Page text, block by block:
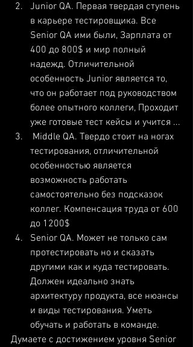
Junior QA. Первая твердая ступень
в карьере тестировщика. Все
Senior QA ими были, Зарплата от
400 до 800$ и мир полный
надежд. Отличительной
особенность Junior является то,
что он работает под руководством
более опытного коллеги, Проходит
уже готовые тест кейсы и учится ...
тестирования, отличительной
особенностью является
возможность работать
самостоятельно без подсказок
коллег. Компенсация труда от 600
до 1200$
Senior QA. Может не только сам
протестировать но и сказать
другими как и куда тестировать.
Должен идеально знать
архитектуру продукта, все нюансы
и виды тестирования. Уметь
обучать и работать в команде.
Думаете с достижением уровня Senior